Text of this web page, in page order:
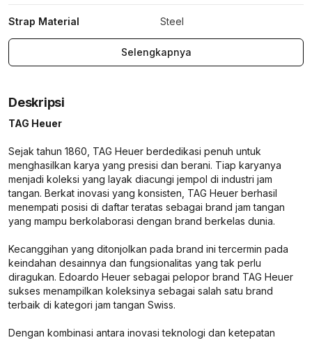
Strap Material Steel
Selengkapnya
Deskripsi
TAG Heuer
Sejak tahun 1860, TAG Heuer berdedikasi penuh untuk
menghasilkan karya yang presisi dan berani. Tiap karyanya
menjadi koleksi yang layak diacungi jempol di industri jam
tangan. Berkat inovasi yang konsisten, TAG Heuer berhasil
menempati posisi di daftar teratas sebagai brand jam tangan
yang mampu berkolaborasi dengan brand berkelas dunia.
Kecanggihan yang ditonjolkan pada brand ini tercermin pada
keindahan desainnya dan fungsionalitas yang tak perlu
diragukan. Edoardo Heuer sebagai pelopor brand TAG Heuer
sukses menampilkan koleksinya sebagai salah satu brand
terbaik di kategori jam tangan Swiss.
Dengan kombinasi antara inovasi teknologi dan ketepatan